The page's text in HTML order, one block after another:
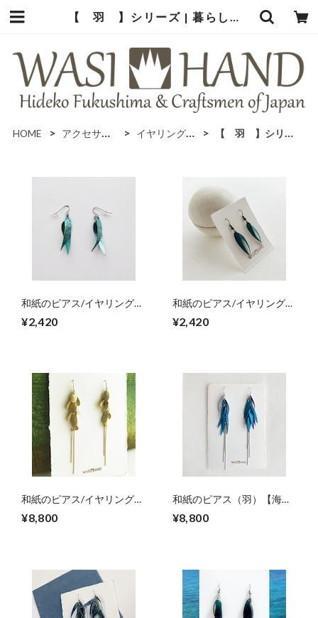
【 羽 】シリーズ | 暮らしの中の和紙のかたち
HOME アクセサリー イヤリング＆ピアス 【 羽 】シリーズ
和紙のピアス/イヤリング
¥2,420
和紙のピアス/イヤリング
¥2,420
和紙のピアス/イヤリング
¥8,800
和紙のピアス（羽）【海
¥8,800